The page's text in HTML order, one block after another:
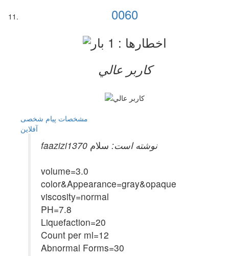
0060
کاربر عالي
مشخصات پیام شخصی
آفلاين
faazizi1370 نوشته است: سلام
volume=3.0
color&Appearance=gray&opaque
viscosity=normal
PH=7.8
Liquefaction=20
Count per ml=12
Abnormal Forms=30